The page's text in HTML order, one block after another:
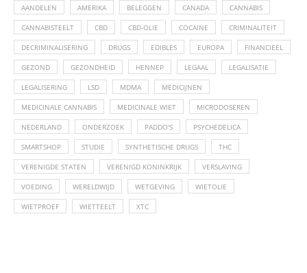
AANDELEN AMERIKA BELEGGEN CANADA CANNABIS
CANNABISTEELT CBD CBD-OLIE COCAINE CRIMINALITEIT
DECRIMINALISERING DRUGS EDIBLES EUROPA FINANCIEEL
GEZOND GEZONDHEID HENNEP LEGAAL LEGALISATIE
LEGALISERING LSD MDMA MEDICIJNEN
MEDICINALE CANNABIS MEDICINALE WIET MICRODOSEREN
NEDERLAND ONDERZOEK PADDO'S PSYCHEDELICA
SMARTSHOP STUDIE SYNTHETISCHE DRUGS THC
VERENIGDE STATEN VERENIGD KONINKRIJK VERSLAVING
VOEDING WERELDWIJD WETGEVING WIETOLIE
WIETPROEF WIETTEELT XTC